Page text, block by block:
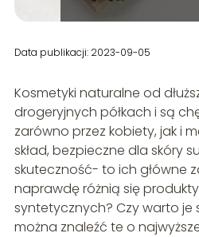
Data publikacji: 2023-09-05
Kosmetyki naturalne od
drogeryjnych półkach i są
zarówno przez kobiety, jak i
skład, bezpieczne dla skóry
skuteczność- to ich główne
naprawdę różnią się
syntetycznych? Czy warto je
można znaleźć te o